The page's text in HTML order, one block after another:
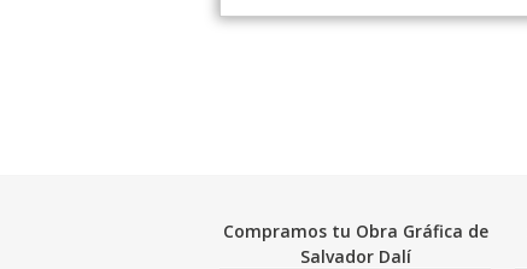
Compramos tu Obra Gráfica de
Salvador Dalí